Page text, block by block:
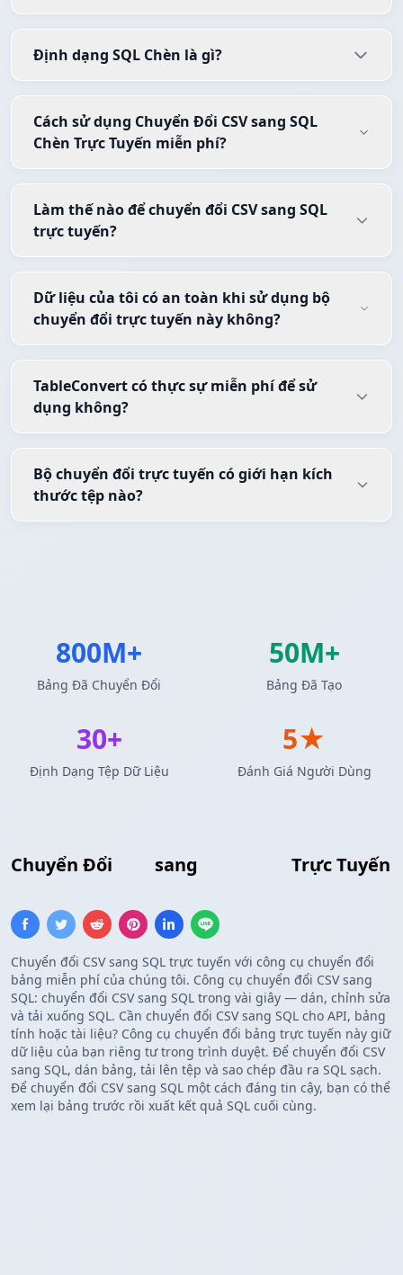
Chuyển Đổi sang Trực Tuyến
Chuyển đổi CSV sang SQL trực tuyến với công cụ chuyển đổi
bảng miễn phí của chúng tôi. Công cụ chuyển đổi CSV sang
SQL: chuyển đổi CSV sang SQL trong vài giây — dán, chỉnh sửa
và tải xuống SQL. Cần chuyển đổi CSV sang SQL cho API, bảng
tính hoặc tài liệu? Công cụ chuyển đổi bảng trực tuyến này giữ
dữ liệu của bạn riêng tư trong trình duyệt. Để chuyển đổi CSV
sang SQL, dán bảng, tải lên tệp và sao chép đầu ra SQL sạch.
Để chuyển đổi CSV sang SQL một cách đáng tin cậy, bạn có thể
xem lại bảng trước rồi xuất kết quả SQL cuối cùng.
Định dạng SQL Chèn là gì?
Cách sử dụng Chuyển Đổi CSV sang SQL
Chèn Trực Tuyến miễn phí?
Làm thế nào để chuyển đổi CSV sang SQL
trực tuyến?
Dữ liệu của tôi có an toàn khi sử dụng bộ
chuyển đổi trực tuyến này không?
TableConvert có thực sự miễn phí để sử
dụng không?
Bộ chuyển đổi trực tuyến có giới hạn kích
thước tệp nào?
800M+
Bảng Đã Chuyển Đổi
50M+
Bảng Đã Tạo
30+
Định Dạng Tệp Dữ Liệu
5★
Đánh Giá Người Dùng